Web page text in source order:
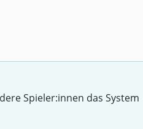
Spieler:innen das System